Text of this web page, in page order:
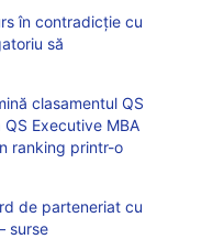
în contradicție cu
să
clasamentul QS
Executive MBA
ranking printr-o
de parteneriat cu
surse